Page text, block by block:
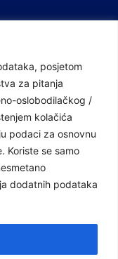
posjetom
za pitanja
oslobodilačkog /
kolačića
podaci za osnovnu
Koriste se samo
dodatnih podataka